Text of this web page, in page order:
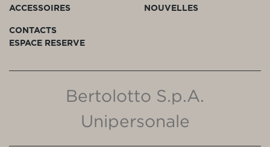
ACCESSOIRES
NOUVELLES
CONTACTS
ESPACE RESERVE
Bertolotto S.p.A.
Unipersonale